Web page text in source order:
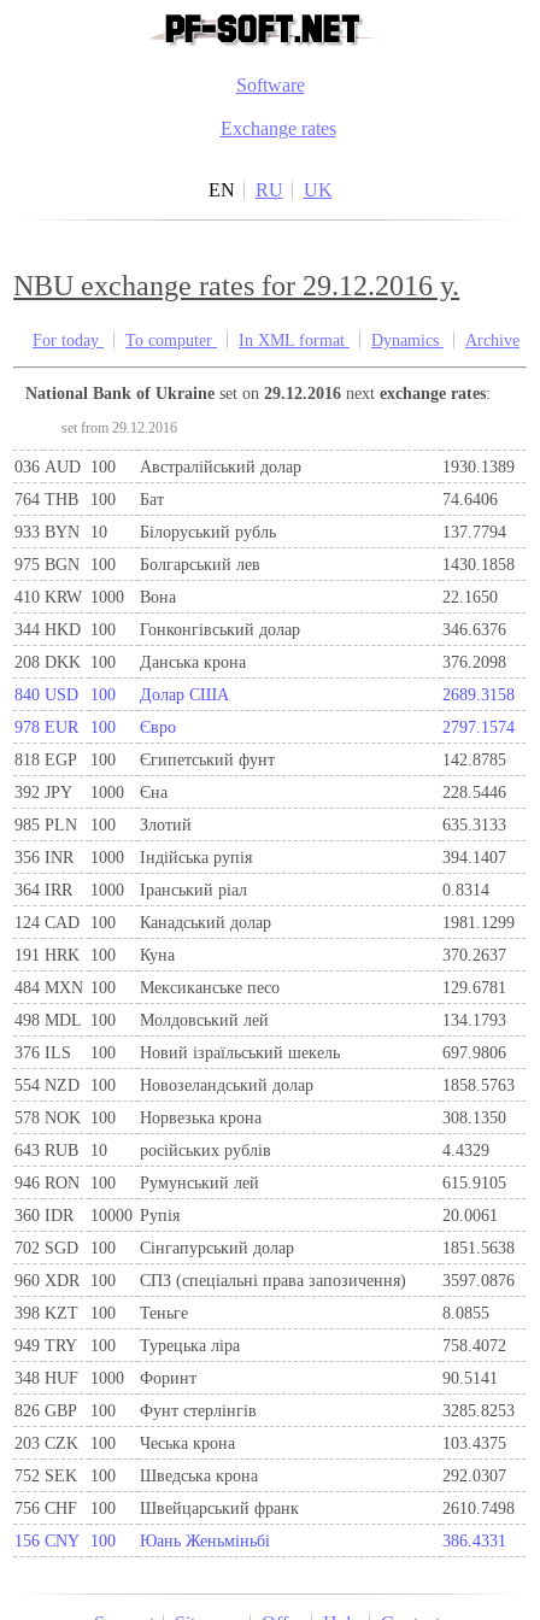
Software
Exchange rates
EN RU UK
NBU exchange rates for 29.12.2016 y.
For today To computer In XML format Dynamics Archive
National Bank of Ukraine set on29.12.2016 nextexchange rates:
set from 29.12.2016
036 AUD 100 Австралійський долар
1930.1389
764 THB 100 Бат
74.6406
933 BYN 10 Бiлоруський рубль
137.7794
975 BGN 100 Болгарський лев
1430.1858
410 KRW 1000 Вона
22.1650
344 HKD 100 Гонконгівський долар
346.6376
208 DKK 100 Данська крона
376.2098
840 USD 100 Долар США
2689.3158
978 EUR 100 Євро
2797.1574
818 EGP 100 Єгипетський фунт
142.8785
392 JPY 1000 Єна
228.5446
985 PLN 100 Злотий
635.3133
356 INR 1000 Індійська рупія
394.1407
364 IRR 1000 Іранський ріал
0.8314
124 CAD 100 Канадський долар
1981.1299
191 HRK 100 Куна
370.2637
484 MXN 100 Мексиканське песо
129.6781
498 MDL 100 Молдовський лей
134.1793
376 ILS 100 Новий ізраїльський шекель
697.9806
554 NZD 100 Новозеландський долар
1858.5763
578 NOK 100 Норвезька крона
308.1350
643 RUB 10 російських рублів
4.4329
946 RON 100 Румунський лей
615.9105
360 IDR 10000 Рупія
20.0061
702 SGD 100 Сінгапурський долар
1851.5638
960 XDR 100 СПЗ (спеціальні права запозичення)
3597.0876
398 KZT 100 Теньге
8.0855
949 TRY 100 Турецька ліра
758.4072
348 HUF 1000 Форинт
90.5141
826 GBP 100 Фунт стерлінгів
3285.8253
203 CZK 100 Чеська крона
103.4375
752 SEK 100 Шведська крона
292.0307
756 CHF 100 Швейцарський франк
2610.7498
156 CNY 100 Юань Женьміньбі 386.4331